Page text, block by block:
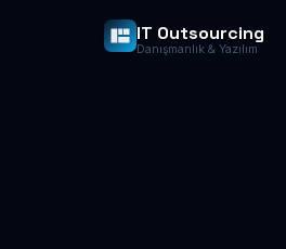
IT Outsourcing
Danışmanlık & Yazılım